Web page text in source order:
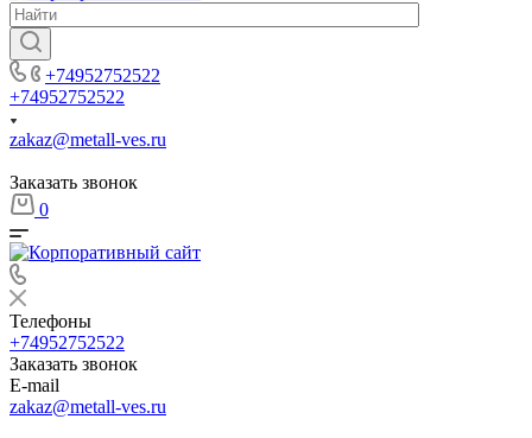
+74952752522
+74952752522
zakaz@metall-ves.ru
Заказать звонок
0
Телефоны
+74952752522
Заказать звонок
E-mail
zakaz@metall-ves.ru